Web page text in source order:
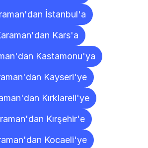
İstanbul'a
Kars'a
Kastamonu'ya
Kayseri'ye
Kırklareli'ye
Kırşehir'e
Kocaeli'ye